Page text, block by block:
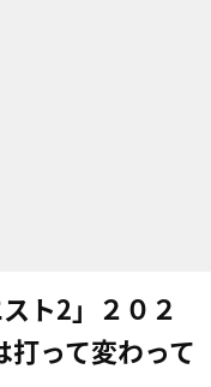
ト2」２０２
打って変わって